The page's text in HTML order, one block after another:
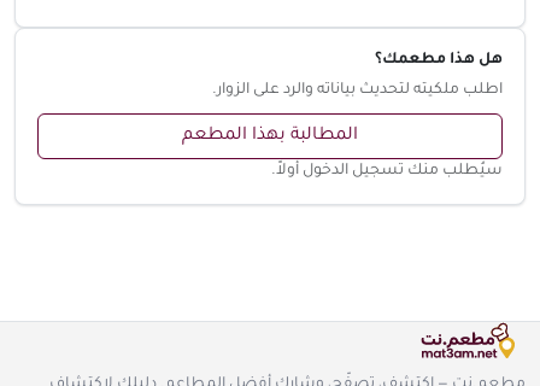
هل هذا مطعمك؟
اطلب ملكيته لتحديث بياناته والرد على الزوار.
المطالبة بهذا المطعم
سيُطلب منك تسجيل الدخول أولاً.